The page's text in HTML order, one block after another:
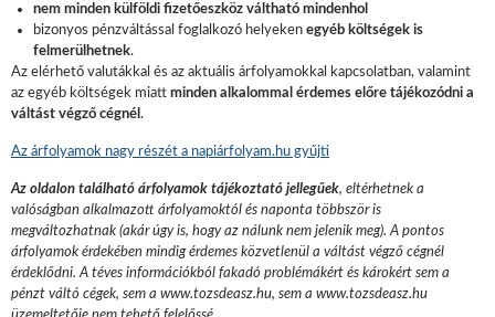
nem minden külföldi fizetőeszköz váltható mindenhol
bizonyos pénzváltással foglalkozó helyeken egyéb költségek is
felmerülhetnek.
Az elérhető valutákkal és az aktuális árfolyamokkal kapcsolatban, valamint
az egyéb költségek miatt minden alkalommal érdemes előre tájékozódni a
váltást végző cégnél .
Az árfolyamok nagy részét a napiárfolyam.hu gyűjti
Az oldalon található árfolyamok tájékoztató jellegűek, eltérhetnek a
valóságban alkalmazott árfolyamoktól és naponta többször is
megváltozhatnak (akár úgy is, hogy az nálunk nem jelenik meg). A pontos
árfolyamok érdekében mindig érdemes közvetlenül a váltást végző cégnél
érdeklődni. A téves információkból fakadó problémákért és károkért sem a
pénzt váltó cégek, sem a www.tozsdeasz.hu, sem a www.tozsdeasz.hu